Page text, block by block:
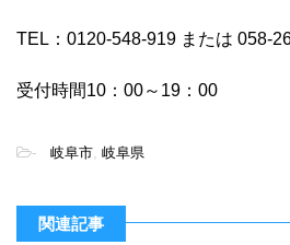
TEL：0120-548-919 または 058-
受付時間10：00～19：00
- 岐阜市 岐阜県
関連記事